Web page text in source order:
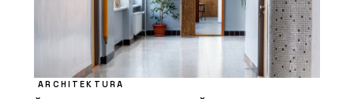
ARCHITEKTURA